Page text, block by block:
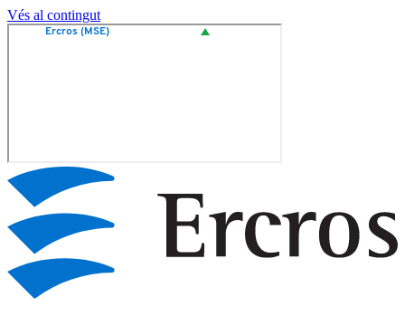
Vés al contingut